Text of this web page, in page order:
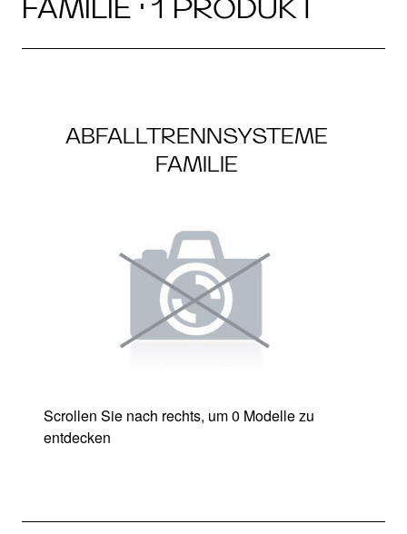
FAMILIE · 1 PRODUKT
ABFALLTRENNSYSTEME
FAMILIE
Scrollen Sie nach rechts, um 0 Modelle zu
entdecken